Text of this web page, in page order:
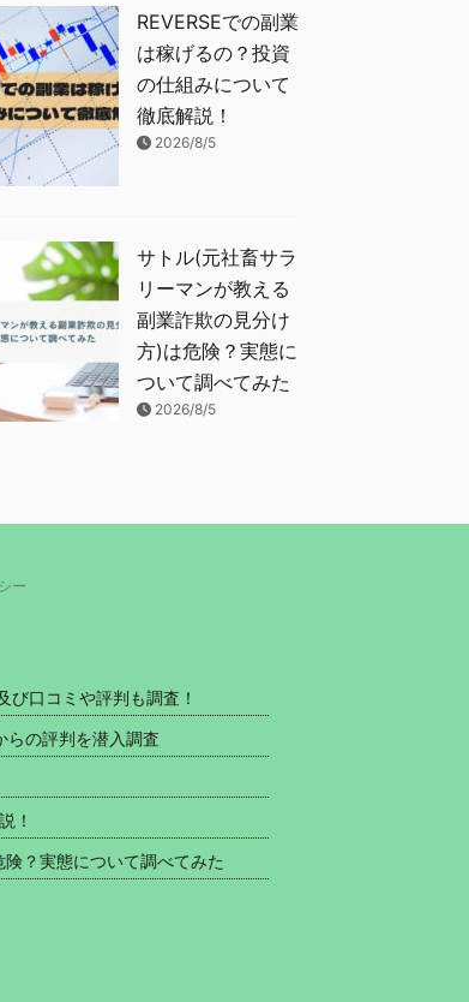
REVERSEでの副業
は稼げるの？投資
の仕組みについて
徹底解説！
2026/8/5
サトル(元社畜サラ
リーマンが教える
副業詐欺の見分け
方)は危険？実態に
ついて調べてみた
2026/8/5
ー
口コミや評判も調査！
らの評判を潜入調査
！
？実態について調べてみた